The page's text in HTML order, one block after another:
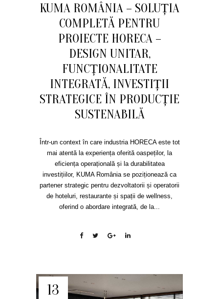
KUMA ROMÂNIA – SOLUȚIA
COMPLETĂ PENTRU
PROIECTE HORECA –
DESIGN UNITAR,
FUNCȚIONALITATE
INTEGRATĂ, INVESTIȚII
STRATEGICE ÎN PRODUCȚIE
SUSTENABILĂ
Într-un context în care industria HORECA este tot
mai atentă la experiența oferită oaspeților, la
eficiența operațională și la durabilitatea
investițiilor, KUMA România se poziționează ca
partener strategic pentru dezvoltatorii și operatorii
de hoteluri, restaurante și spații de wellness,
oferind o abordare integrată, de la...
13